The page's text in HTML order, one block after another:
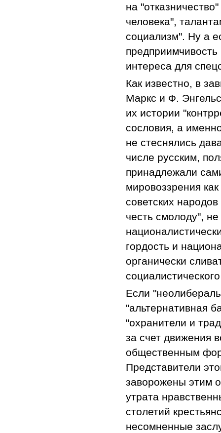
на
человека",
социализм". Ну а
предприимчивость
интереса для
Как известно, в
Маркс и Ф.
их истории
сословия, а
не стеснялись
числе русским,
принадлежали
мировоззрения
советских
честь смолоду",
гордость и
органически
Если
"альтернативная
"охранители и
за счет движения
общественным
Представители
заворожены этим
утрата
столетий
несомненные